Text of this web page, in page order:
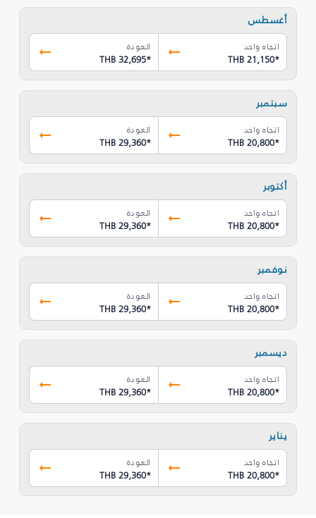
أغسطس
اتجاه واحد
THB 21,150*
العودة
THB 32,695*
سبتمبر
اتجاه واحد
THB 20,800*
العودة
THB 29,360*
أكتوبر
اتجاه واحد
THB 20,800*
العودة
THB 29,360*
نوفمبر
اتجاه واحد
THB 20,800*
العودة
THB 29,360*
ديسمبر
اتجاه واحد
THB 20,800*
العودة
THB 29,360*
يناير
اتجاه واحد
THB 20,800*
العودة
THB 29,360*